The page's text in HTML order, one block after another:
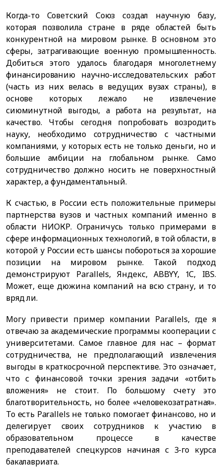
Когда-то Советский Союз создал научную базу,
которая позволила стране в ряде областей быть
конкурентной на мировом рынке. В основном это
сферы, затрагивающие военную промышленность.
Добиться этого удалось благодаря многолетнему
финансированию научно-исследовательских работ
(часть из них велась в ведущих вузах страны), в
основе которых лежало не извлечение
сиюминутной выгоды, а работа на результат, на
качество. Чтобы сегодня попробовать возродить
науку, необходимо сотрудничество с частными
компаниями, у которых есть не только деньги, но и
большие амбиции на глобальном рынке. Само
сотрудничество должно носить не поверхностный
характер, а фундаментальный.
К счастью, в России есть положительные примеры
партнерства вузов и частных компаний именно в
области НИОКР. Ограничусь только примерами в
сфере информационных технологий, в той области, в
которой у России есть шансы побороться за хорошие
позиции на мировом рынке. Такой подход
демонстрируют Parallels, Яндекс, ABBYY, 1С, IBS.
Может, еще дюжина компаний на всю страну, и то
вряд ли.
Могу привести пример компании Parallels, где я
отвечаю за академические программы кооперации с
университетами. Самое главное для нас – формат
сотрудничества, не предполагающий извлечения
выгоды в краткосрочной перспективе. Это означает,
что с финансовой точки зрения задачи «отбить
вложения» не стоит. По большому счету это
благотворительность, но более «человекозатратная».
То есть Parallels не только помогает финансово, но и
делегирует своих сотрудников к участию в
образовательном процессе в качестве
преподавателей спецкурсов начиная с 3-го курса
бакалавриата.